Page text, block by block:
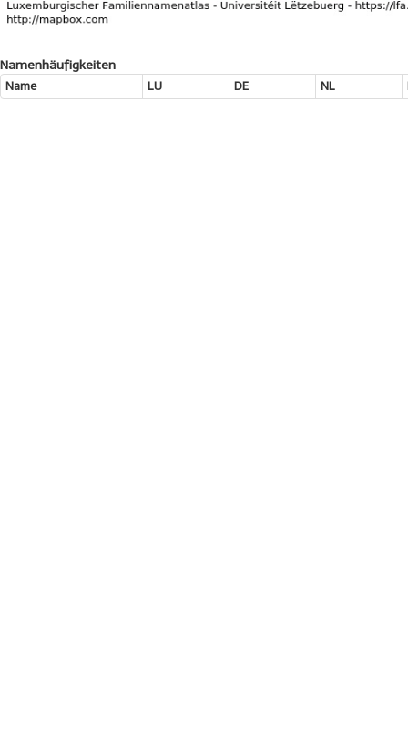
Namenhäufigkeiten
Name LU DE NL